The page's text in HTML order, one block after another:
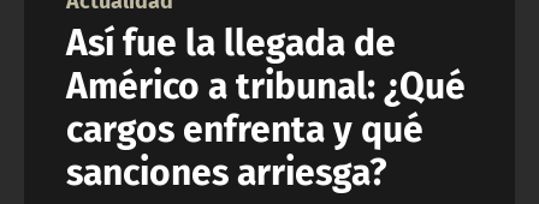
Así fue la llegada de
Américo a tribunal: ¿Qué
cargos enfrenta y qué
sanciones arriesga?